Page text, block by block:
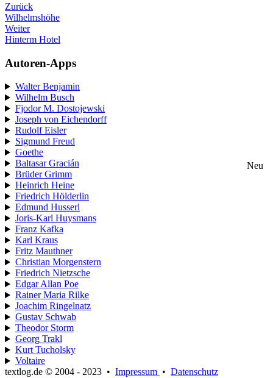
Zurück
Wilhelmshöhe
Weiter
Hinterm Hotel
Autoren-Apps
Walter Benjamin
Wilhelm Busch
Fjodor M. Dostojewski
Joseph von Eichendorff
Rudolf Eisler
Sigmund Freud
Goethe
Baltasar Gracián
Neu
Brüder Grimm
Heinrich Heine
Friedrich Hölderlin
Edmund Husserl
Joris-Karl Huysmans
Franz Kafka
Karl Kraus
Fritz Mauthner
Christian Morgenstern
Friedrich Nietzsche
Edgar Allan Poe
Rainer Maria Rilke
Joachim Ringelnatz
Gustav Schwab
Theodor Storm
Georg Trakl
Kurt Tucholsky
Voltaire
textlog.de © 2004 - 2023 • Impressum • Datenschutz